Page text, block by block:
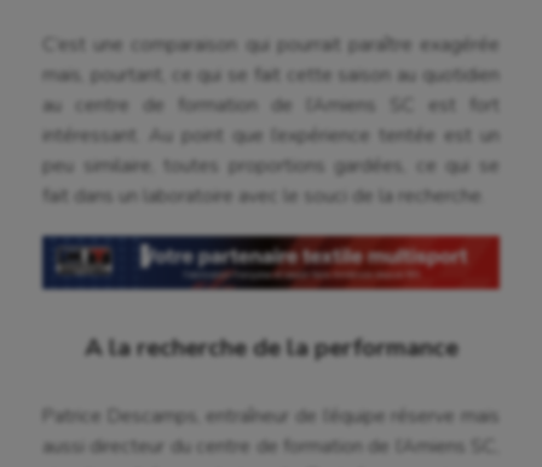
C’est une comparaison qui pourrait paraître exagérée
mais, pourtant, ce qui se fait cette saison au quotidien
au centre de formation de l’Amiens SC est fort
intéressant. Au point que l’expérience tentée est un
peu similaire, toutes proportions gardées, ce qui se
fait dans un laboratoire avec le souci de la recherche.
A la recherche de la performance
Patrice Descamps, entraîneur de l’équipe réserve mais
aussi directeur du centre de formation de l’Amiens SC,